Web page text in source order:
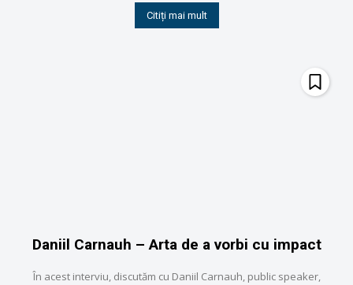
Citiți mai mult
Daniil Carnauh – Arta de a vorbi cu impact
În acest interviu, discutăm cu Daniil Carnauh, public speaker,